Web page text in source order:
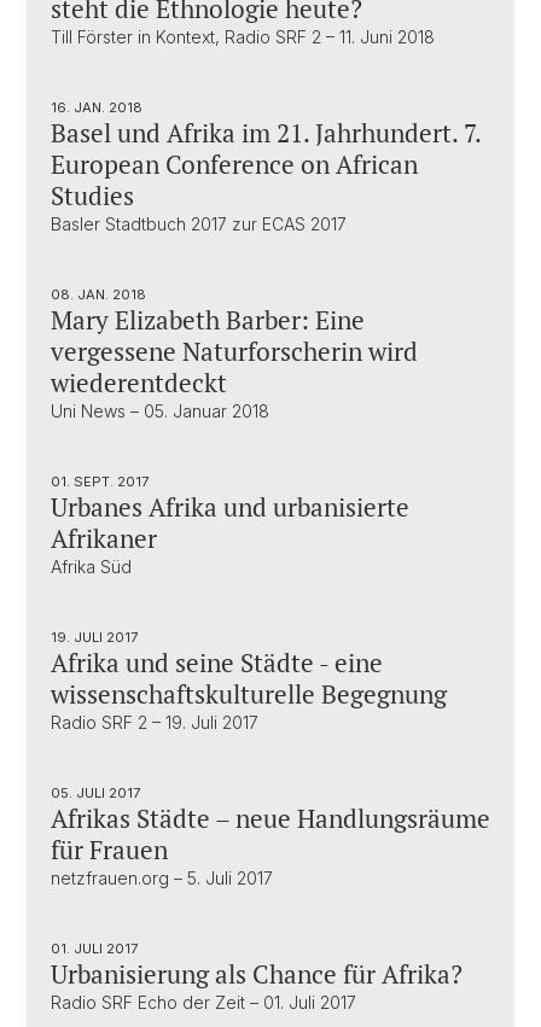
steht die Ethnologie heute?
Till Förster in Kontext, Radio SRF 2 – 11. Juni 2018
16. JAN. 2018
Basel und Afrika im 21. Jahrhundert. 7.
European Conference on African
Studies
Basler Stadtbuch 2017 zur ECAS 2017
08. JAN. 2018
Mary Elizabeth Barber: Eine
vergessene Naturforscherin wird
wiederentdeckt
Uni News – 05. Januar 2018
01. SEPT. 2017
Urbanes Afrika und urbanisierte
Afrikaner
Afrika Süd
19. JULI 2017
Afrika und seine Städte - eine
wissenschaftskulturelle Begegnung
Radio SRF 2 – 19. Juli 2017
05. JULI 2017
Afrikas Städte – neue Handlungsräume
für Frauen
netzfrauen.org – 5. Juli 2017
01. JULI 2017
Urbanisierung als Chance für Afrika?
Radio SRF Echo der Zeit – 01. Juli 2017